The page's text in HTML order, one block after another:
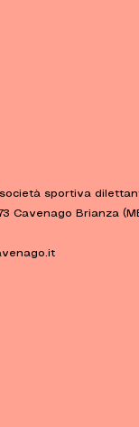
sportiva
Cavenago Brianza